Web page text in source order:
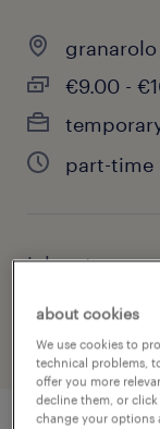
€9.00 -
part-time
job category
about cookies
We use cookies to
technical problems,
offer you more
decline them, or
change your options